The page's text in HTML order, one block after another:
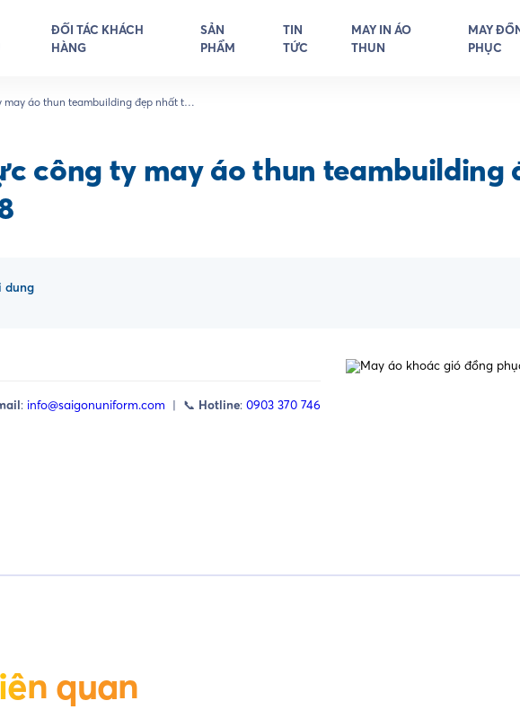
ĐỐI TÁC KHÁCH
HÀNG
SẢN
PHẨM
TIN
TỨC
MAY IN ÁO
THUN
MAY
PHỤC
may áo thun teambuilding đẹp nhất tại
công ty may áo thun teambuilding
dung
: info@saigonuniform.com | 📞 Hotline: 0903 370 746
quan